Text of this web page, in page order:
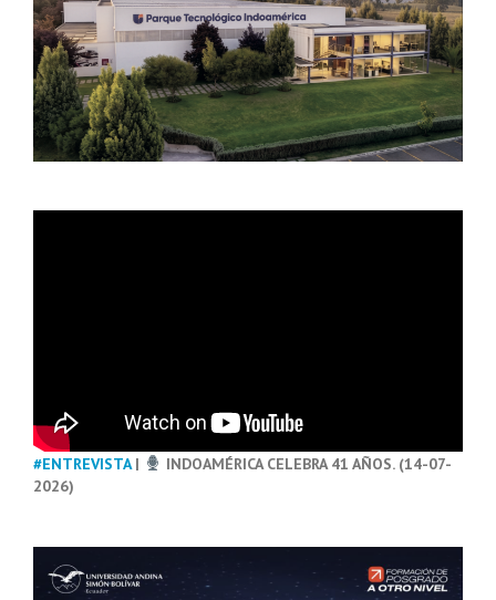
#ENTREVISTA|
INDOAMÉRICA CELEBRA 41 AÑOS. (14-07-
2026)